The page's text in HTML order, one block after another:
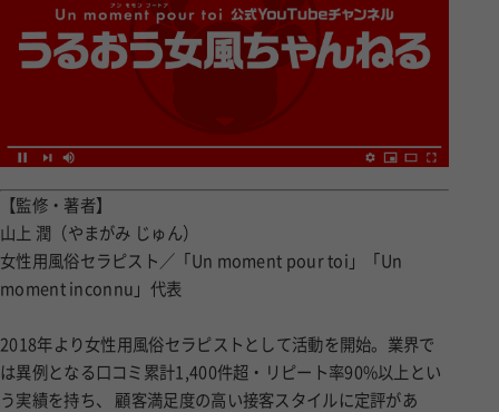
【監修・著者】
山上 潤（やまがみ じゅん）
女性用風俗セラピスト／「Un moment pour toi」「Un
moment inconnu」代表
2018年より女性用風俗セラピストとして活動を開始。業界で
は異例となる口コミ累計1,400件超・リピート率90%以上とい
う実績を持ち、 顧客満足度の高い接客スタイルに定評があ